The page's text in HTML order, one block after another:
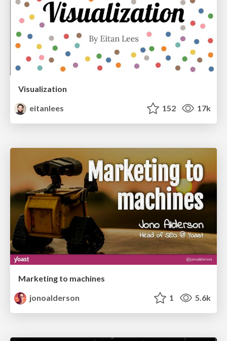
Visualization
eitanlees
152 17k
Marketing to machines
jonoalderson
1 5.6k